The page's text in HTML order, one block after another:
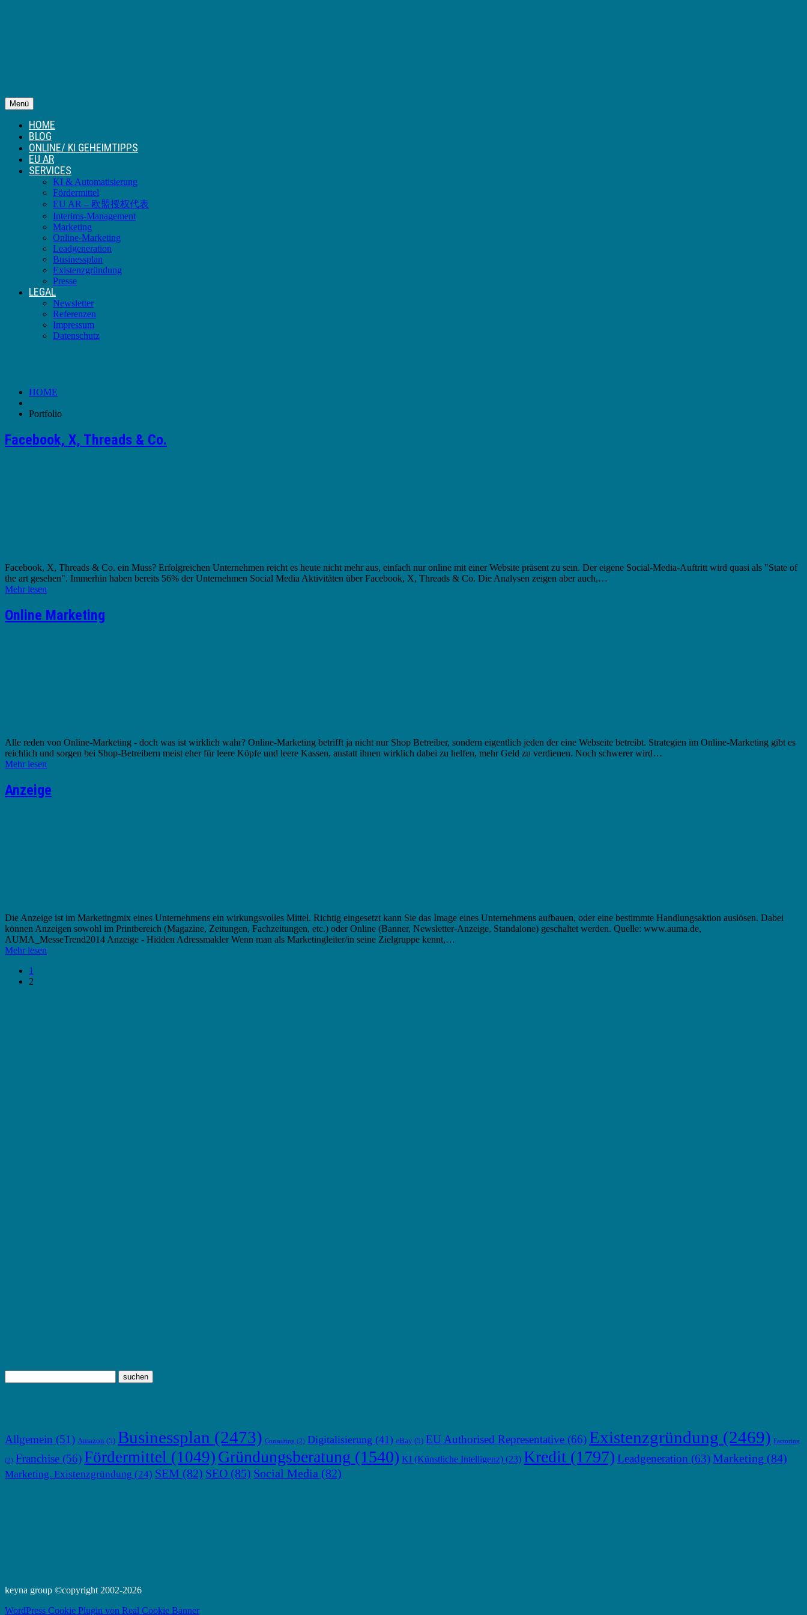
Menü
HOME
BLOG
ONLINE/ KI GEHEIMTIPPS
EU AR
SERVICES
KI & Automatisierung
Fördermittel
EU AR – 欧盟授权代表
Interims-Management
Marketing
Online-Marketing
Leadgeneration
Businessplan
Existenzgründung
Presse
LEGAL
Newsletter
Referenzen
Impressum
Datenschutz
HOME
Portfolio
Facebook, X, Threads & Co.
Facebook, X, Threads & Co. ein Muss? Erfolgreichen Unternehmen reicht es heute nicht mehr aus, einfach nur online mit einer Website präsent zu sein. Der eigene Social-Media-Auftritt wird quasi als "State of
the art gesehen". Immerhin haben bereits 56% der Unternehmen Social Media Aktivitäten über Facebook, X, Threads & Co. Die Analysen zeigen aber auch,…
Mehr lesen
Online Marketing
Alle reden von Online-Marketing - doch was ist wirklich wahr? Online-Marketing betrifft ja nicht nur Shop Betreiber, sondern eigentlich jeden der eine Webseite betreibt. Strategien im Online-Marketing gibt es
reichlich und sorgen bei Shop-Betreibern meist eher für leere Köpfe und leere Kassen, anstatt ihnen wirklich dabei zu helfen, mehr Geld zu verdienen. Noch schwerer wird…
Mehr lesen
Anzeige
Die Anzeige ist im Marketingmix eines Unternehmens ein wirkungsvolles Mittel. Richtig eingesetzt kann Sie das Image eines Unternehmens aufbauen, oder eine bestimmte Handlungsaktion auslösen. Dabei
können Anzeigen sowohl im Printbereich (Magazine, Zeitungen, Fachzeitungen, etc.) oder Online (Banner, Newsletter-Anzeige, Standalone) geschaltet werden. Quelle: www.auma.de,
AUMA_MesseTrend2014 Anzeige - Hidden Adressmakler Wenn man als Marketingleiter/in seine Zielgruppe kennt,…
Mehr lesen
1
2
Allgemein (51) Amazon (5) Businessplan (2473) Consulting (2) Digitalisierung (41) eBay (5) EU Authorised Representative (66) Existenzgründung (2469) Factoring
(2) Franchise (56) Fördermittel (1049) Gründungsberatung (1540) KI (Künstliche Intelligenz) (23) Kredit (1797) Leadgeneration (63)Marketing (84)
Marketing. Existenzgründung (24) SEM (82) SEO (85) Social Media (82)
keyna group ©copyright 2002-2026
WordPress Cookie Plugin von Real Cookie Banner